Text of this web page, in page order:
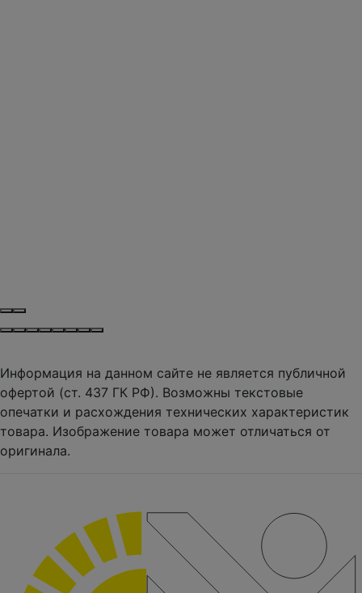
Информация на данном сайте не является публичной
офертой (ст. 437 ГК РФ). Возможны текстовые
опечатки и расхождения технических характеристик
товара. Изображение товара может отличаться от
оригинала.